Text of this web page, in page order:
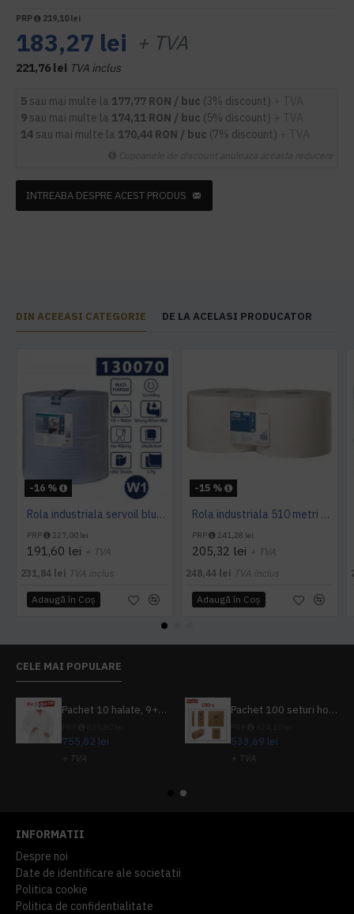
PRP 219,10 lei
183,27 lei + TVA
221,76 lei TVA inclus
5 sau mai multe la 177,77 RON / buc (3% discount)
9 sau mai multe la 174,11 RON / buc (5% discount)
14 sau mai multe la 170,44 RON / buc (7% discount)
INTREABA DESPRE ACEST PRODUS
DIN ACEEASI CATEGORIE DE LA ACELASI PRODUCATOR
-16 %
Rola industriala servoil blue Tork, 340 m
PRP 227,00 lei
191,60 lei + TVA
231,84 lei TVA inclus
Adaugă în Coş
-15 %
Rola industriala 510 metri Tork x 2, pret pe bax 2 role
PRP 241,28 lei
205,32 lei + TVA
248,44 lei TVA inclus
Adaugă în Coş
CELE MAI POPULARE
Pachet 10 halate, 9+1 gratuit
755,82 lei
+ TVA
Pachet 100 seturi hoteliere, set dentar, set barbierit, casca de dus, pila unghii, set cusut
533,69 lei
+ TVA
INFORMATII
Despre noi
Date de identificare ale societatii
Politica cookie
Politica de confidentialitate